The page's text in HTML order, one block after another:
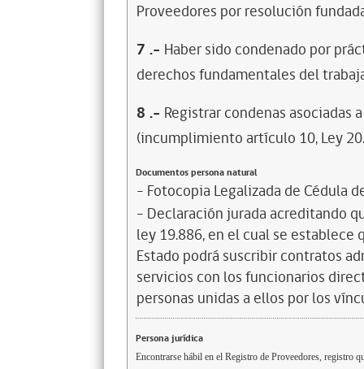
Proveedores por resolución
7 .- Haber sido condenado por
derechos fundamentales del
8 .- Registrar condenas asociadas
(incumplimiento artículo 10, Ley
Documentos persona natural
- Fotocopia Legalizada de Cédula
- Declaración jurada acreditando
ley 19.886, en el cual se
Estado podrá suscribir contratos
servicios con los funcionarios
personas unidas a ellos por los
Persona jurídica
Encontrarse hábil en el Registro de Proveedores, registro